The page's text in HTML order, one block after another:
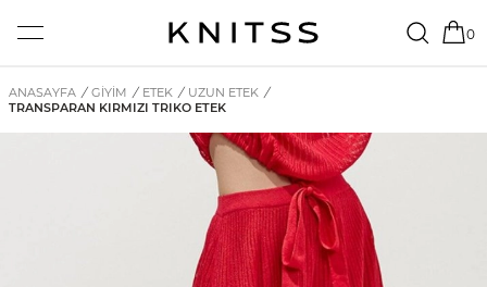
0
ANASAYFA / GİYİM / ETEK / UZUN ETEK /
TRANSPARAN KIRMIZI TRIKO ETEK